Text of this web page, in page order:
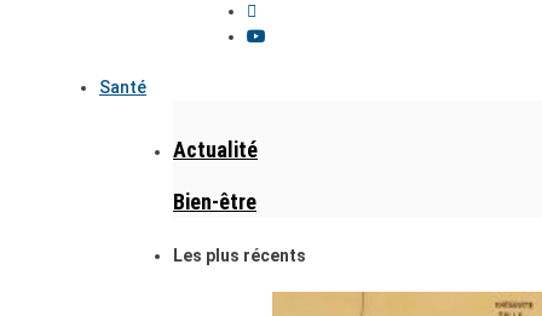
Santé
Actualité
Bien-être
Les plus récents